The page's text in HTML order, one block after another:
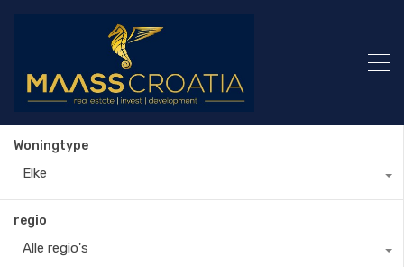
Woningtype
Elke
regio
Alle regio's